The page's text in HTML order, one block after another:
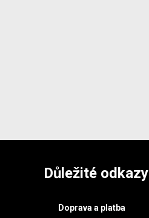
Důležité odkazy
Doprava a platba